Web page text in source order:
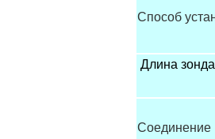
Способ
Длина зонда
Соединение